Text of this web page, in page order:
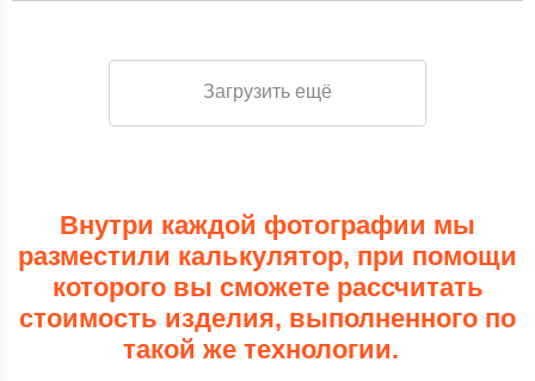
Загрузить ещё
Внутри каждой фотографии мы
разместили калькулятор, при помощи
которого вы сможете рассчитать
стоимость изделия, выполненного по
такой же технологии.